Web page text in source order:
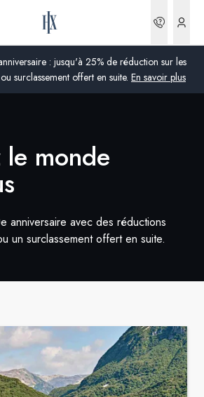
: jusqu'à 25% de réduction sur les
surclassement offert en suite. En savoir plus
le monde
anniversaire avec des réductions
un surclassement offert en suite.